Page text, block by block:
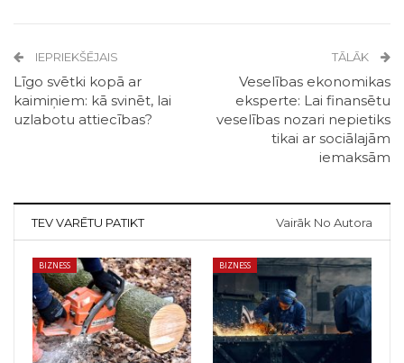
IEPRIEKŠĒJAIS
Līgo svētki kopā ar
kaimiņiem: kā svinēt, lai
uzlabotu attiecības?
TĀLĀK
Veselības ekonomikas
eksperte: Lai finansētu
veselības nozari nepietiks
tikai ar sociālajām
iemaksām
TEV VARĒTU PATIKT Vairāk No Autora
BIZNESS BIZNESS